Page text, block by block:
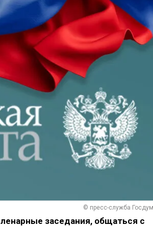
© пресс-служба
заседания, общаться с